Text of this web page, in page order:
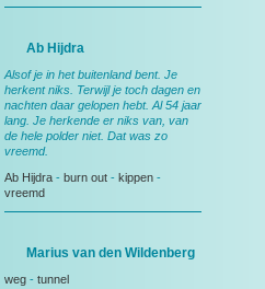
Ab Hijdra
Alsof je in het buitenland bent. Je
herkent niks. Terwijl je toch dagen en
nachten daar gelopen hebt. Al 54 jaar
lang. Je herkende er niks van, van
de hele polder niet. Dat was zo
vreemd.
Ab Hijdra - burn out - kippen -
vreemd
Marius van den Wildenberg
weg - tunnel